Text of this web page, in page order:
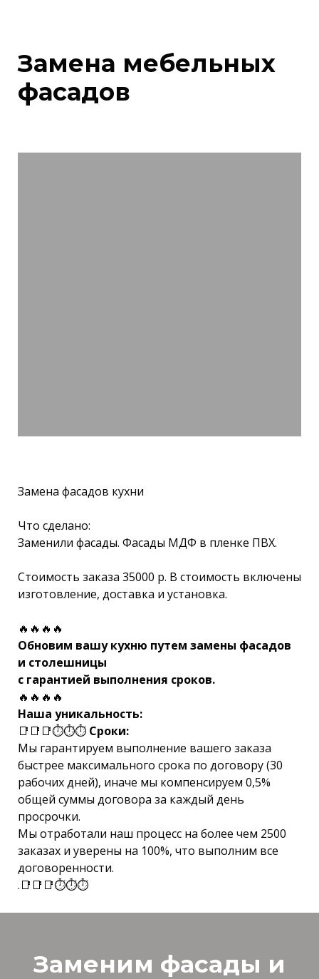
Замена мебельных
фасадов
Замена фасадов кухни
Что сделано:
Заменили фасады. Фасады МДФ в пленке ПВХ.
Стоимость заказа 35000 р. В стоимость включены
изготовление, доставка и установка.
🔥🔥🔥🔥
Обновим вашу кухню путем замены фасадов
и столешницы
с гарантией выполнения сроков.
🔥🔥🔥🔥
Наша уникальность:
📑📑📑⏱⏱⏱ Сроки:
Мы гарантируем выполнение вашего заказа
быстрее максимального срока по договору (30
рабочих дней), иначе мы компенсируем 0,5%
общей суммы договора за каждый день
просрочки.
Мы отработали наш процесс на более чем 2500
заказах и уверены на 100%, что выполним все
договоренности.
.📑📑📑⏱⏱⏱
Заменим фасады и